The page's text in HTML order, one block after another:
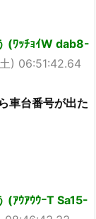
(ﾜｯﾁｮｲW dab8-
) 06:51:42.64
車台番号が出た
(ｱｳｱｳｳｰT Sa15-